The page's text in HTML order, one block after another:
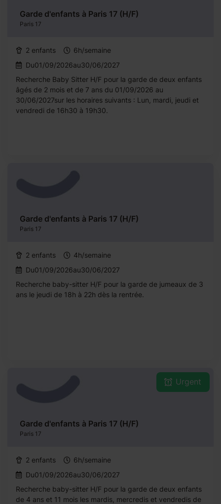
Garde d'enfants à Paris 17 (H/F)
Paris 17
2 enfants
6h/semaine
Du01/09/2026au30/06/2027
Recherche Baby Sitter H/F pour la garde de deux enfants
âgés de 2 mois et de 7 ans du 01/09/2026 au
30/06/2027sur les horaires suivants : Lun, mardi, jeudi et
vendredi de 16h30 à 19h30.
Garde d'enfants à Paris 17 (H/F)
Paris 17
2 enfants
4h/semaine
Du01/09/2026au30/06/2027
Recherche baby-sitter H/F pour la garde de jumeaux de 3
ans le jeudi de 18h à 22h dès la rentrée.
Garde d'enfants à Paris 17 (H/F)
Paris 17
Urgent
2 enfants
6h/semaine
Du01/09/2026au30/06/2027
Recherche baby-sitter H/F pour la garde de deux enfants
de 4 ans et 11 mois les mardis, mercredis et vendredis de